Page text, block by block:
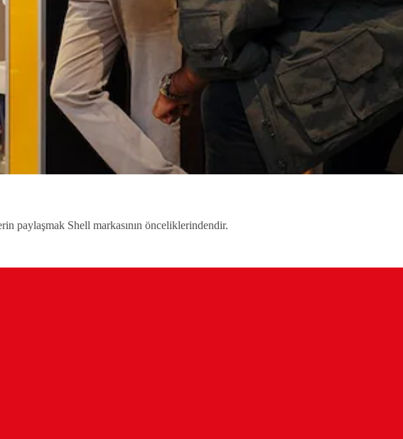
paylaşmak Shell markasının önceliklerindendir.